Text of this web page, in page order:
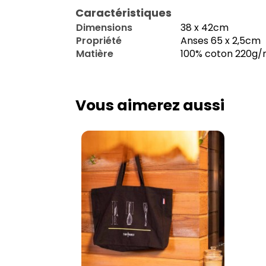
Caractéristiques
Dimensions
38 x 42cm
Propriété
Anses 65 x 2,5cm
Matière
100% coton 220g/
Vous aimerez aussi